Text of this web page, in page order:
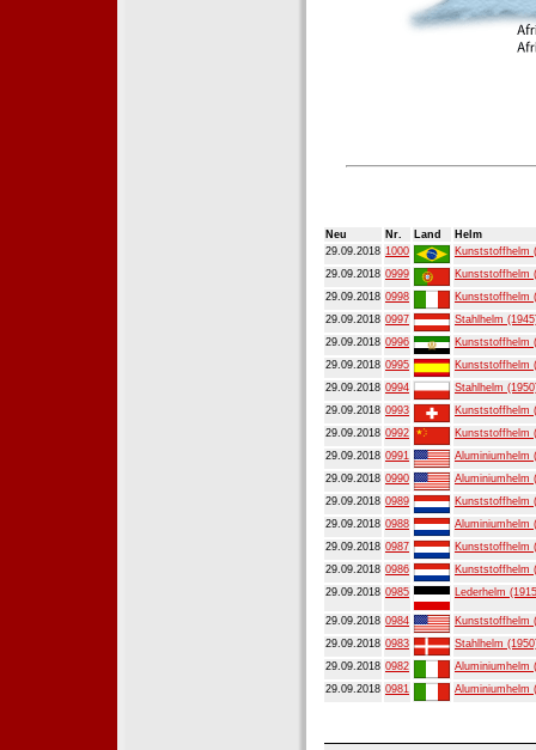
Neu Nr. Land
Helm
29.09.2018 1000
Kunststoffhelm
29.09.2018 0999
Kunststoffhelm
29.09.2018 0998
Kunststoffhelm
29.09.2018 0997
Stahlhelm
29.09.2018 0996
Kunststoffhelm
29.09.2018 0995
Kunststoffhelm
29.09.2018 0994
Stahlhelm
29.09.2018 0993
Kunststoffhelm
29.09.2018 0992
Kunststoffhelm
29.09.2018 0991
Aluminiumhelm
29.09.2018 0990
Aluminiumhelm
29.09.2018 0989
Kunststoffhelm
29.09.2018 0988
Aluminiumhelm
29.09.2018 0987
Kunststoffhelm
29.09.2018 0986
Kunststoffhelm
29.09.2018 0985 Lederhelm
29.09.2018 0984
Kunststoffhelm
29.09.2018 0983
Stahlhelm
29.09.2018 0982
Aluminiumhelm
29.09.2018 0981 Aluminiumhelm